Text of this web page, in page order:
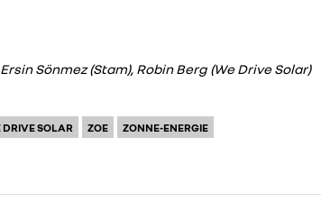
Sönmez (Stam), Robin Berg (We Drive Solar)
DRIVE SOLAR ZOE ZONNE-ENERGIE